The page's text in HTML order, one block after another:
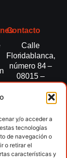
y/o acceder a
tecnologías
de navegación o
o retirar el
características y
Contacto
Calle
Floridablanca,
número 84 –
08015 –
fedme@fedme.es
934 264 267